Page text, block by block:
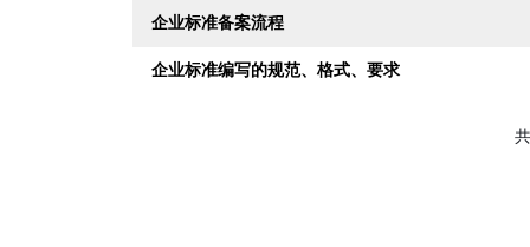
企业标准备案流程
企业标准编写的规范、格式、要求
共